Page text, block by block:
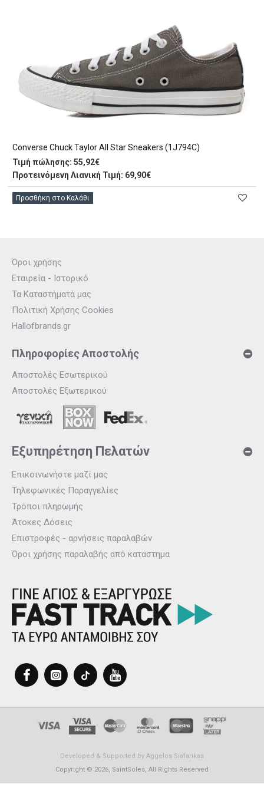
Converse Chuck Taylor All Star Sneakers (1J794C)
Τιμή πώλησης: 55,92€
Προτεινόμενη Λιανική Τιμή: 69,90€
Προσθήκη στο Καλάθι
Όροι χρήσης
Εταιρεία - Ιστορικό
Τα Καταστήματά μας
Πολιτική Χρήσης Cookies
Hallofbrands.gr
Πληροφορίες Αποστολής
Αποστολές Εσωτερικού
Αποστολές Εξωτερικού
Εξυπηρέτηση Πελατών
Επικοινωνήστε μαζί μας
Τηλεφωνικές Παραγγελίες
Τρόποι πληρωμής
Άτοκες Δόσεις
Επιστροφές - αρνήσεις παραλαβών
Όροι χρήσης παραλαβής από κατάστημα
Developed & Supported by Aggelos Siafarikas
Copyright © 2026, SaintSoles, All Rights Reserved